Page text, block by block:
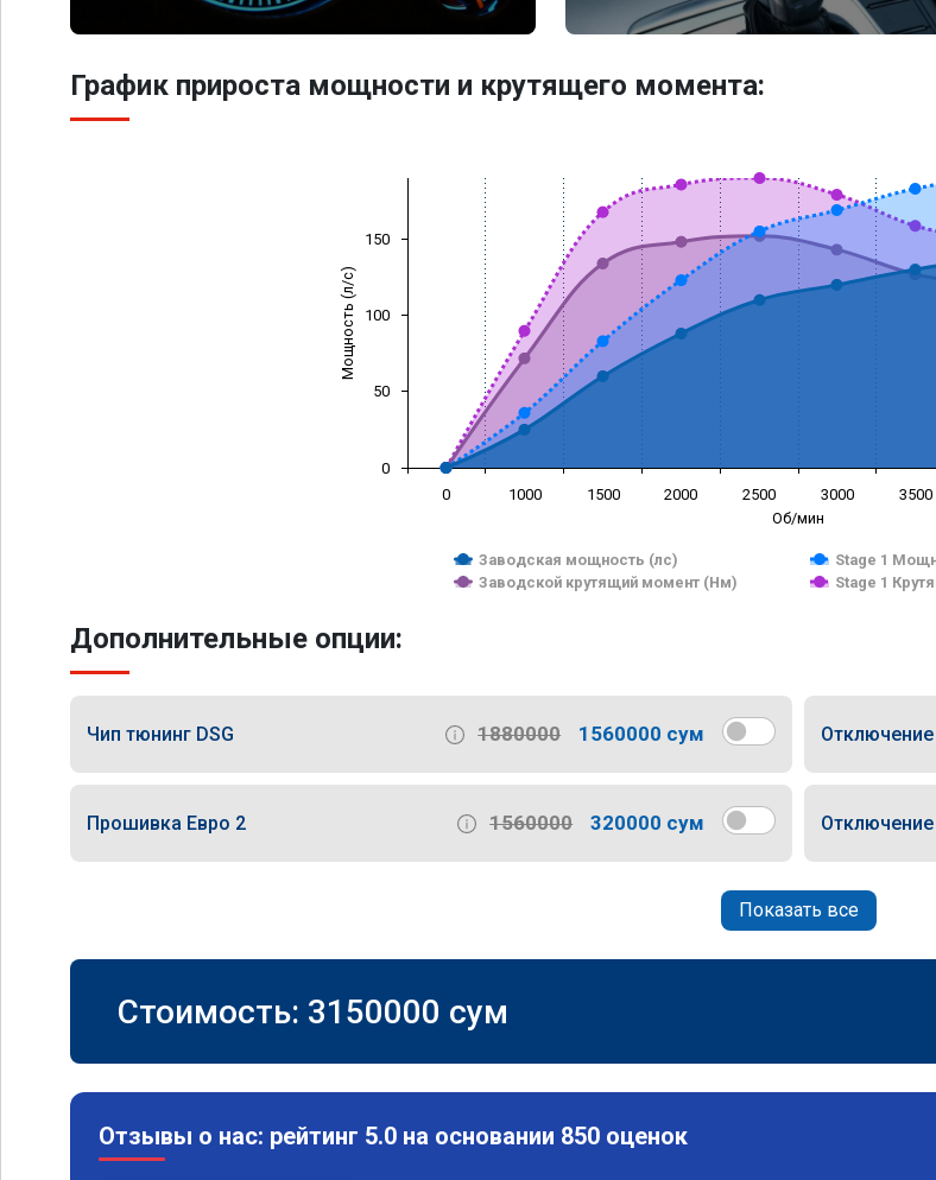
График прироста мощности и крутящего момента:
Об/мин
Мощность (л/с)
Заводская мощность (лс)
Stage 1
Заводской крутящий момент (Нм)
Stage 1
0 1000 1500 2000 2500 3000 3500
0
50
100
150
Дополнительные опции:
Чип тюнинг DSG 1880000 1560000 сум
Прошивка Евро 2 1560000 320000 сум
Показать все
Стоимость: 3150000 сум
Отзывы о нас: рейтинг 5.0 на основании 850 оценок